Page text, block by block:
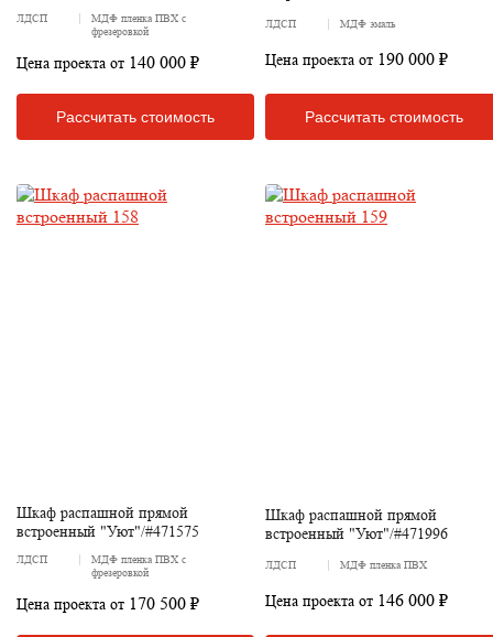
ЛДСП
МДФ пленка ПВХ с
фрезеровкой
Цена проекта от 140 000 ₽
Рассчитать стоимость
ЛДСП МДФ эмаль
Цена проекта от 190 000 ₽
Рассчитать стоимость
Шкаф распашной прямой
встроенный "Уют"/#471575
ЛДСП
МДФ пленка ПВХ с
фрезеровкой
Цена проекта от 170 500 ₽
Шкаф распашной прямой
встроенный "Уют"/#471996
ЛДСП МДФ пленка ПВХ
Цена проекта от 146 000 ₽